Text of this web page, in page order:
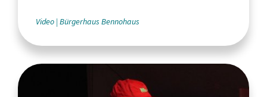
Video Bürgerhaus Bennohaus